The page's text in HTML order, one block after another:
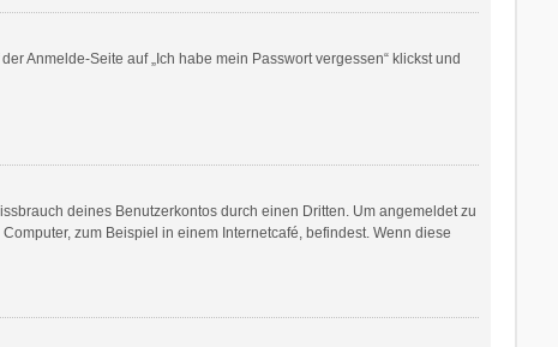
Anmelde-Seite auf „Ich habe mein Passwort vergessen“ klickst und
deines Benutzerkontos durch einen Dritten. Um angemeldet zu
zum Beispiel in einem Internetcafé, befindest. Wenn diese